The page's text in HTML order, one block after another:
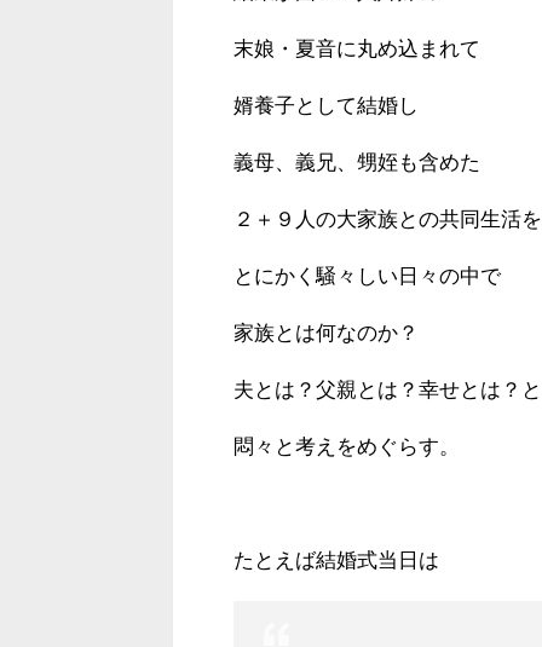
末娘・夏音に丸め込まれて
婿養子として結婚し
義母、義兄、甥姪も含めた
２＋９人の大家族との共同生活
とにかく騒々しい日々の中で
家族とは何なのか？
夫とは？父親とは？幸せとは？と
悶々と考えをめぐらす。
たとえば結婚式当日は